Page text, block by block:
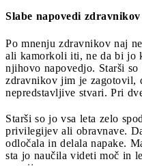
Slabe napovedi zdravnikov
Po mnenju zdravnikov naj
ali kamorkoli iti, ne da bi jo
njihovo napovedjo. Starši
zdravnikov jim je zagotovil,
nepredstavljive stvari. Pri
Starši so jo vsa leta zelo
privilegijev ali obravnave.
odločala in delala napake.
sta jo naučila videti moč in